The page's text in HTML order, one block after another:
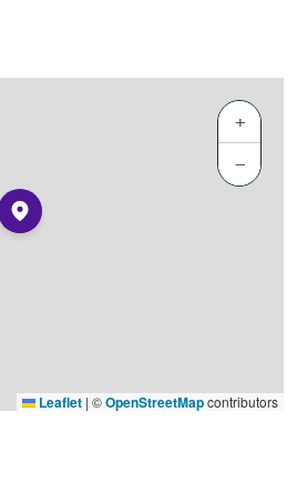
+
−
Leaflet | ©OpenStreetMapcontributors